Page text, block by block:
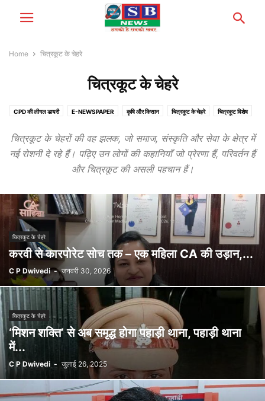
Home चित्रकूट के चेहरे
चित्रकूट के चेहरे
CPD की लीगल डायरी E-NEWSPAPER कृषि और किसान चित्रकूट के चेहरे चित्रकूट विशेष
राजनीति और व्यवस्था विचार और व्यंग्य व्यक्ति विशेष संस्था संवाद
चित्रकूट के चेहरों की वह झलक, जो समाज, संस्कृति और सेवा के क्षेत्र में
नई रोशनी दे रहे हैं। पढ़िए उन लोगों की कहानियाँ जो प्रेरणा हैं, परिवर्तन हैं
और चित्रकूट की असली पहचान हैं।
चित्रकूट के चेहरे
करवी से कारपोरेट सोच तक – एक महिला CA की उड़ान,...
C P Dwivedi - जनवरी 30, 2026
चित्रकूट के चेहरे
‘मिशन शक्ति’ से अब समृद्ध होगा पहाड़ी थाना, पहाड़ी थाना
में...
C P Dwivedi - जुलाई 26, 2025